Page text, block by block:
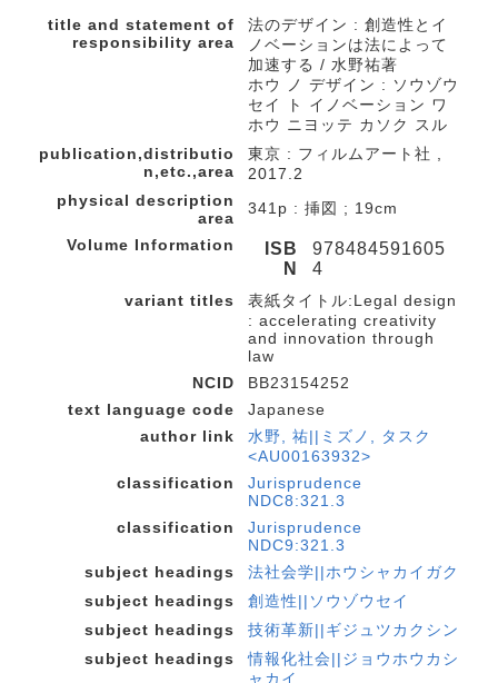
title and statement of
responsibility area
法のデザイン : 創造性とイ
ノベーションは法によって
加速する / 水野祐著
ホウ ノ デザイン : ソウゾウ
セイ ト イノベーション ワ
ホウ ニヨッテ カソク スル
publication,distributio
n,etc.,area
東京 : フィルムアート社 ,
2017.2
physical description
area
341p : 挿図 ; 19cm
Volume Information
ISB
N
978484591605
4
variant titles
表紙タイトル:Legal design
: accelerating creativity
and innovation through
law
NCID
BB23154252
text language code
Japanese
author link
水野, 祐||ミズノ, タスク
<AU00163932>
classification
Jurisprudence
NDC8:321.3
classification
Jurisprudence
NDC9:321.3
subject headings
法社会学||ホウシャカイガク
subject headings
創造性||ソウゾウセイ
subject headings
技術革新||ギジュツカクシン
subject headings
情報化社会||ジョウホウカシ
ャカイ